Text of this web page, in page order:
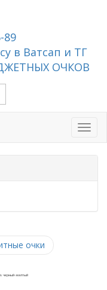
89
в Ватсап и ТГ
ОЧКОВ
очки